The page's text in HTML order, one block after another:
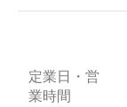
定業日・営
業時間